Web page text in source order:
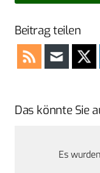
Beitrag teilen
Das könnte Sie
Es